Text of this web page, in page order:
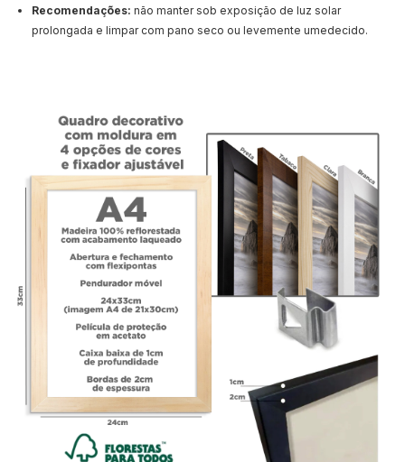
Recomendações: não manter sob exposição de luz solar
prolongada e limpar com pano seco ou levemente umedecido.